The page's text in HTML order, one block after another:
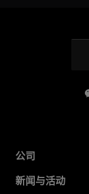
公司
关于 AMD
新闻与活动